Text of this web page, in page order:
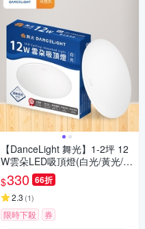
【DanceLight 舞光】1-2坪 12
W雲朵LED吸頂燈(白光/黃光/自
然光)
$330 66折
2.3 (1)
限時下殺 券